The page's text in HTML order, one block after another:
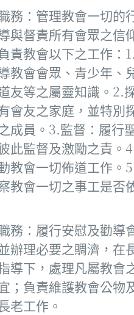
務：管理教會一切的
與督責所有會眾之信
責教會以下之工作：
教會會眾、青少年、
友等之屬靈知識。2.
會友之家庭，並特別
成員。3.監督：履行
此監督及激勵之責。
教會一切佈道工作。
教會一切之事工是否
務：履行安慰及勸導
辦理必要之賙濟，在
導下，處理凡屬教會
；負責維護教會公物
老工作。